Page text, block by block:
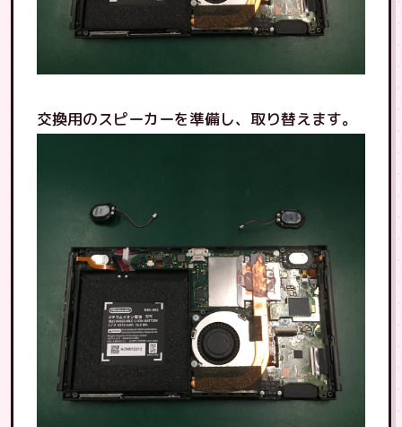
交換用のスピーカーを準備し、取り替えます。